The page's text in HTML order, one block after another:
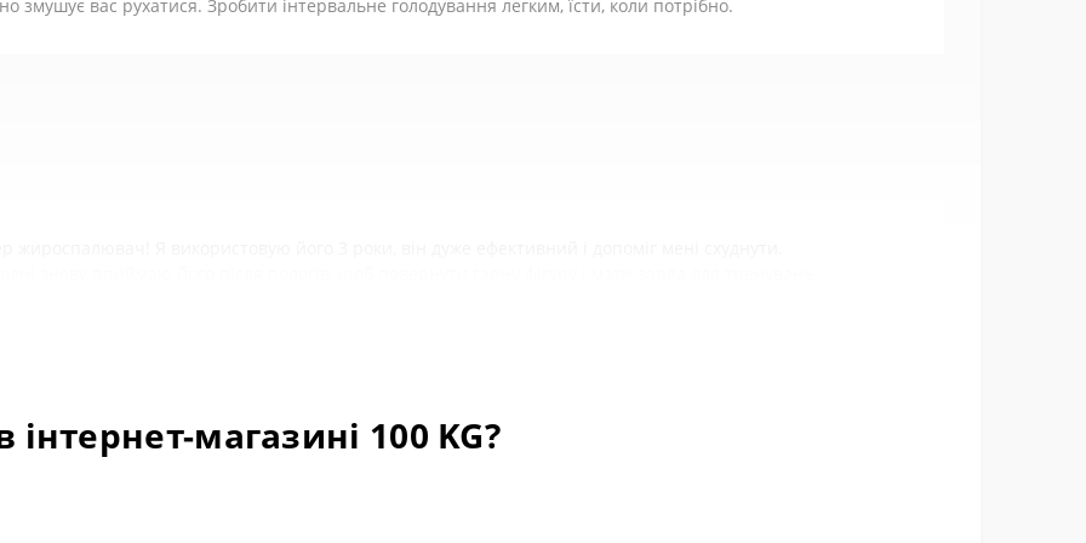
тренуваннях
blend):
змушує вас рухатися. Зробити інтервальне голодування легким, їсти, коли потрібно.
магазині 100 KG?